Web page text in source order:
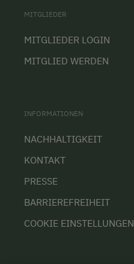
MITGLIEDER
MITGLIEDER LOGIN
MITGLIED WERDEN
INFORMATIONEN
NACHHALTIGKEIT
KONTAKT
PRESSE
BARRIEREFREIHEIT
COOKIE EINSTELLUNGEN